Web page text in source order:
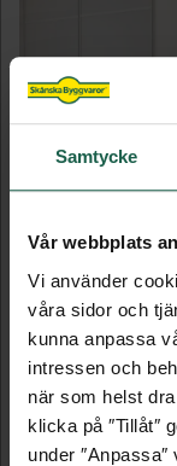
Samtycke
Vår webbplats
Vi använder
våra sidor och
kunna anpassa
intressen och
när som helst
klicka på ″Tillåt″
under
för
895 kr
LÄGG TILL